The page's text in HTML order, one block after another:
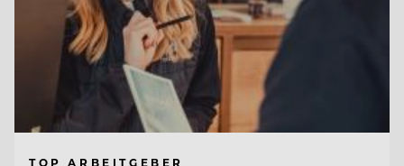
TOP ARBEITGEBER